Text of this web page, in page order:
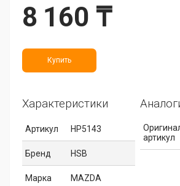
8 160 ₸
Купить
Характеристики
Артикул HP5143
Бренд HSB
Марка MAZDA
артикул